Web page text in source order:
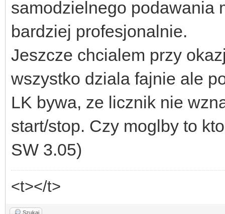
samodzielnego podawania
bardziej profesjonalnie.
Jeszcze chcialem przy
wszystko dziala fajnie ale
LK bywa, ze licznik nie
start/stop. Czy moglby to
SW 3.05)
<t></t>
Szukaj